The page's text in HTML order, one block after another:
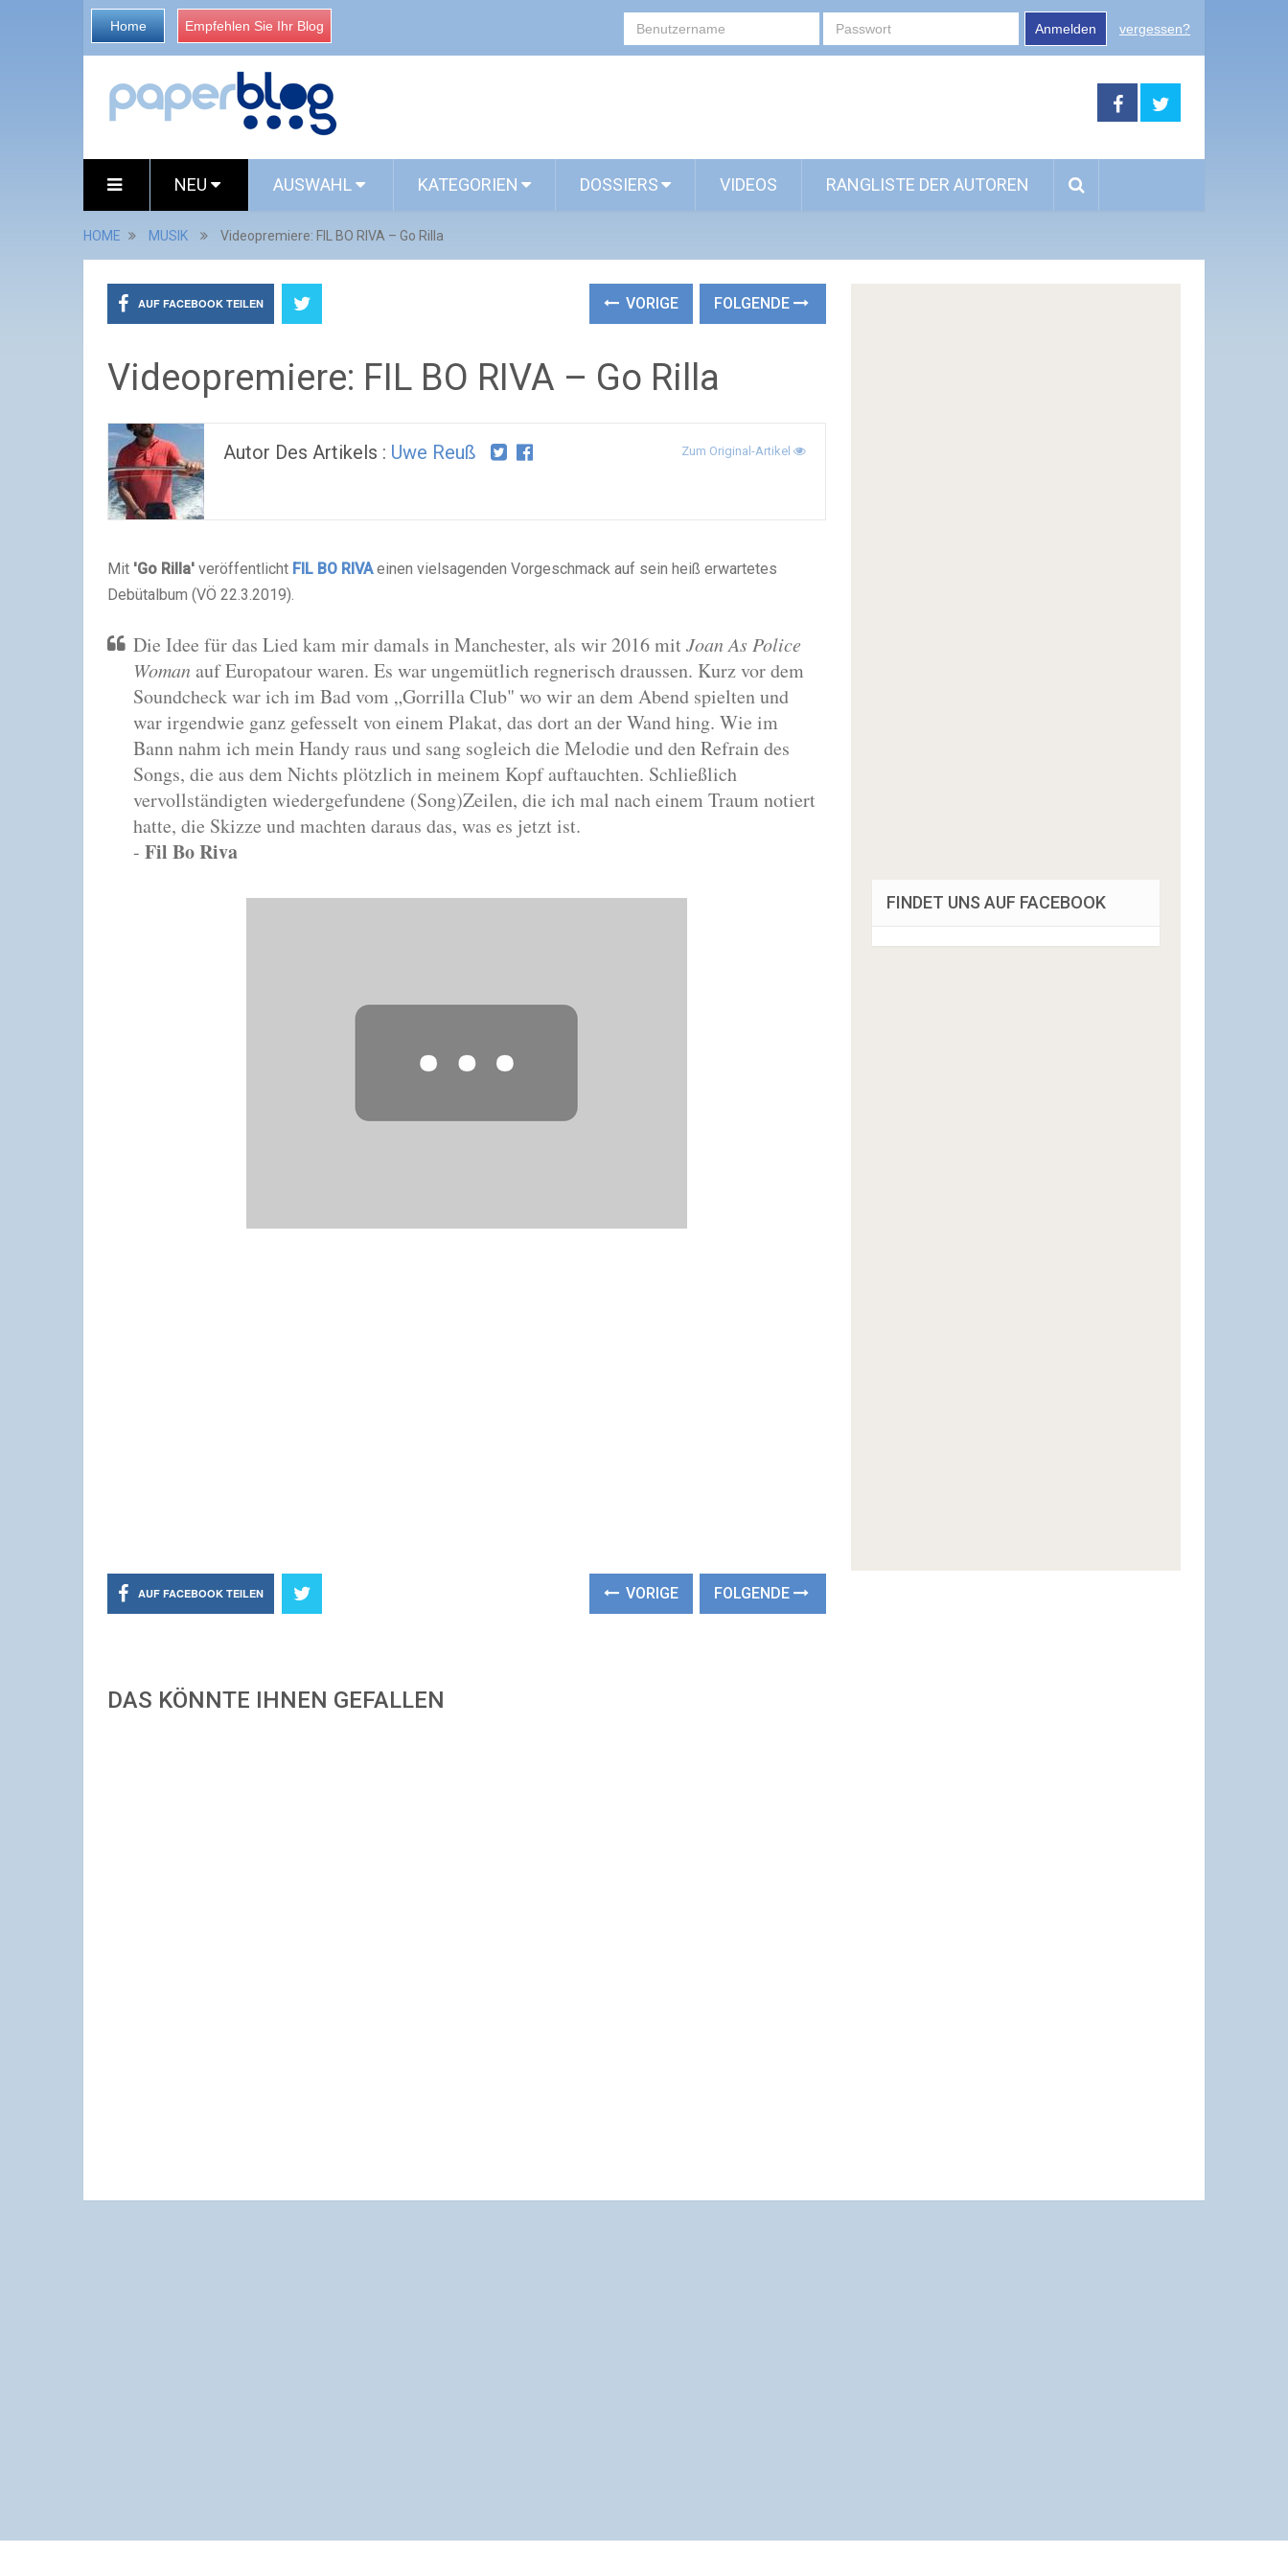
Home Empfehlen Sie Ihr Blog Anmelden vergessen?
NEU AUSWAHL KATEGORIEN DOSSIERS VIDEOS RANGLISTE DER AUTOREN
HOME MUSIK Videopremiere: FIL BO RIVA – Go Rilla
AUF FACEBOOK TEILEN VORIGE FOLGENDE
Videopremiere: FIL BO RIVA – Go Rilla
Autor Des Artikels : Uwe Reuß Zum Original-Artikel
Mit 'Go Rilla' veröffentlicht FIL BO RIVAeinen vielsagenden Vorgeschmack auf sein heiß erwartetes
Debütalbum (VÖ 22.3.2019).
Die Idee für das Lied kam mir damals in Manchester, als wir 2016 mitJoan As Police
Woman auf Europatour waren. Es war ungemütlich regnerisch draussen. Kurz vor dem
Soundcheck war ich im Bad vom „Gorrilla Club" wo wir an dem Abend spielten und
war irgendwie ganz gefesselt von einem Plakat, das dort an der Wand hing. Wie im
Bann nahm ich mein Handy raus und sang sogleich die Melodie und den Refrain des
Songs, die aus dem Nichts plötzlich in meinem Kopf auftauchten. Schließlich
vervollständigten wiedergefundene (Song)Zeilen, die ich mal nach einem Traum notiert
hatte, die Skizze und machten daraus das, was es jetzt ist.
- Fil Bo Riva
AUF FACEBOOK TEILEN VORIGE FOLGENDE
DAS KÖNNTE IHNEN GEFALLEN
FINDET UNS AUF FACEBOOK